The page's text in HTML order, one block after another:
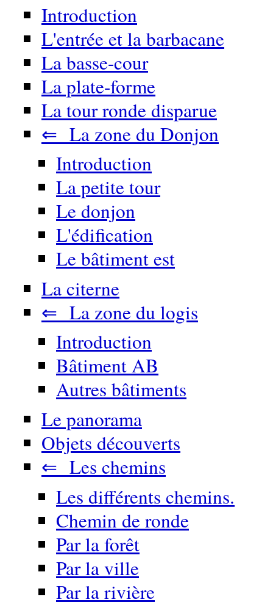
Introduction
L'entrée et la barbacane
La basse-cour
La plate-forme
La tour ronde disparue
⇐ La zone du Donjon
Introduction
La petite tour
Le donjon
L'édification
Le bâtiment est
La citerne
⇐ La zone du logis
Introduction
Bâtiment AB
Autres bâtiments
Le panorama
Objets découverts
⇐ Les chemins
Les différents chemins.
Chemin de ronde
Par la forêt
Par la ville
Par la rivière